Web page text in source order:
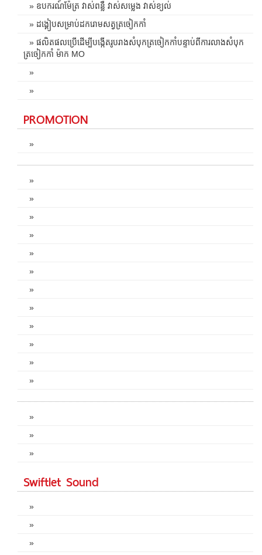
» ឧបករណ៍ម៉ែត្រ វាស់ពន្លឺ វាស់សម្លេង វាស់ខ្យល់
» ដង្គៀបសម្រាប់ដករោមសត្វត្រចៀកកាំ
» ផលិតផលប្រើដើម្បីបង្កើតរូបរាងសំបុកត្រចៀកកាំបន្ទាប់ពីការលាងសំបុក
ត្រចៀកកាំ ម៉ាក MO
»
»
PROMOTION
»
»
»
»
»
»
»
»
»
»
»
»
»
»
»
»
Swiftlet Sound
»
»
»